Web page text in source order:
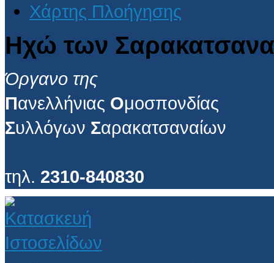
Χάρτης Πλοήγησης
Ηχώ των
Όργανο της
Πανελλήνιας Ομοσπονδίας
Συλλόγων Σαρακατσαναίων
τηλ. 2310-840830